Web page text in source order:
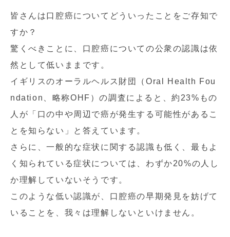
皆さんは口腔癌についてどういったことをご存知で
すか？
驚くべきことに、口腔癌についての公衆の認識は依
然として低いままです。
イギリスのオーラルヘルス財団（Oral Health Fou
ndation、略称OHF）の調査によると、約23%もの
人が「口の中や周辺で癌が発生する可能性があるこ
とを知らない」と答えています。
さらに、一般的な症状に関する認識も低く、最もよ
く知られている症状については、わずか20%の人し
か理解していないそうです。
このような低い認識が、口腔癌の早期発見を妨げて
いることを、我々は理解しないといけません。